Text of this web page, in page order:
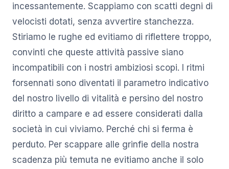
incessantemente. Scappiamo con scatti degni di
velocisti dotati, senza avvertire stanchezza.
Stiriamo le rughe ed evitiamo di riflettere troppo,
convinti che queste attività passive siano
incompatibili con i nostri ambiziosi scopi. I ritmi
forsennati sono diventati il parametro indicativo
del nostro livello di vitalità e persino del nostro
diritto a campare e ad essere considerati dalla
società in cui viviamo. Perché chi si ferma è
perduto. Per scappare alle grinfie della nostra
scadenza più temuta ne evitiamo anche il solo